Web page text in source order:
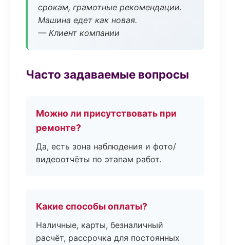
срокам, грамотные рекомендации.
Машина едет как новая.
— Клиент компании
Часто задаваемые вопросы
Можно ли присутствовать при
ремонте?
Да, есть зона наблюдения и фото/
видеоотчёты по этапам работ.
Какие способы оплаты?
Наличные, карты, безналичный
расчёт, рассрочка для постоянных